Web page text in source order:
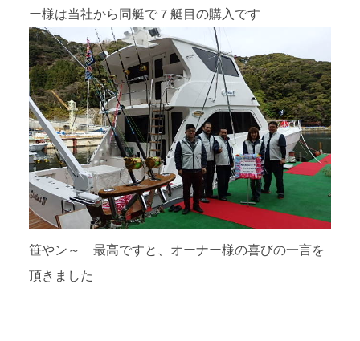
ー様は当社から同艇で７艇目の購入です
笹やン～ 最高ですと、オーナー様の喜びの一言を
頂きました